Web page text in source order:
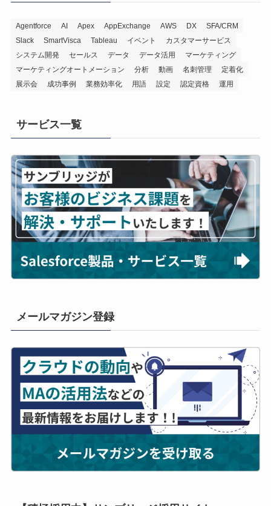
Agentforce AI Apex AppExchange AWS DX
SFA/CRM
Slack
SmartVisca Tableau イベント
カスタマーサービス
システム開発
セールス データ データ活用
マーケティング
マーケティングオートメーション
分析 動画 名刺管理
定着化
展示会
成功事例 業務効率化 用語 設定 認定資格 運用
サービス一覧
メールマガジン登録